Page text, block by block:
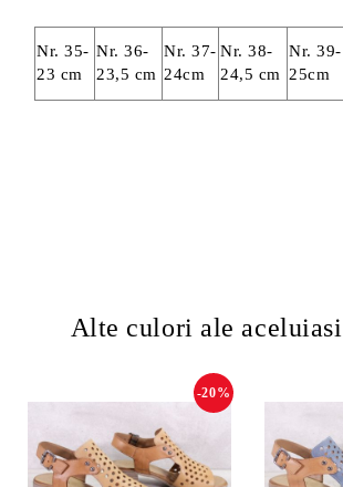
Nr. 35-
23 cm
Nr. 36-
23,5 cm
Nr. 37-
24cm
Nr. 38-
24,5 cm
Nr. 39-
25cm
Alte culori ale
-20%